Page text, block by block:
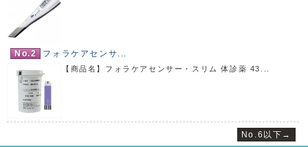
No.2 フォラケアセンサ...
【商品名】フォラケアセンサー・スリム 体診薬 43...
No.6以下→